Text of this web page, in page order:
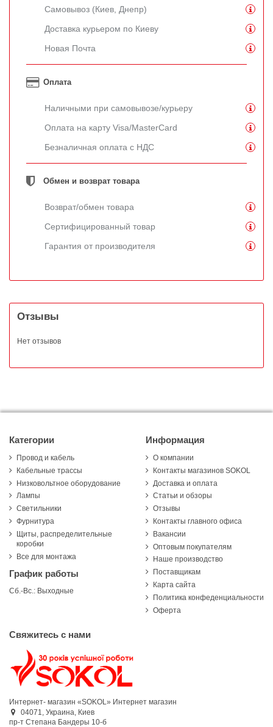
Самовывоз (Киев, Днепр)
Доставка курьером по Киеву
Новая Почта
Оплата
Наличными при самовывозе/курьеру
Оплата на карту Visa/MasterCard
Безналичная оплата с НДС
Обмен и возврат товара
Возврат/обмен товара
Сертифицированный товар
Гарантия от производителя
Отзывы
Нет отзывов
Категории
Провод и кабель
Кабельные трассы
Низковольтное оборудование
Лампы
Светильники
Фурнитура
Щиты, распределительные
коробки
Все для монтажа
График работы
Сб.-Вс.: Выходные
Информация
О компании
Контакты магазинов SOKOL
Доставка и оплата
Статьи и обзоры
Отзывы
Контакты главного офиса
Вакансии
Оптовым покупателям
Наше производство
Поставщикам
Карта сайта
Политика конфеденциальности
Оферта
Свяжитесь с нами
Интернет- магазин «SOKOL» Интернет магазин
04071, Украина, Киев
пр-т Степана Бандеры 10-б